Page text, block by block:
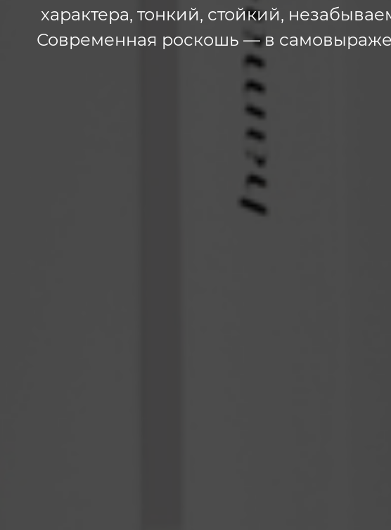
характера, тонкий, стойкий,
Современная роскошь — в